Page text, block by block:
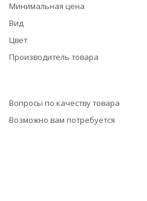
Минимальная цена
Вид
Цвет
Производитель товара
Вопросы по качеству товара
Возможно вам потребуется